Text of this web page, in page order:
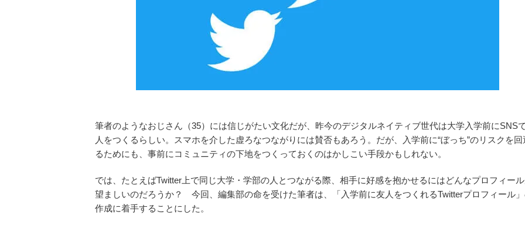
筆者のようなおじさん（35）には信じがたい文化だが、昨今のデジタルネイティブ世代は大学入学前にSNS
人をつくるらしい。スマホを介した虚ろなつながりには賛否もあろう。だが、入学前に“ぼっち”のリスクを回
るためにも、事前にコミュニティの下地をつくっておくのはかしこい手段かもしれない。
では、たとえばTwitter上で同じ大学・学部の人とつながる際、相手に好感を抱かせるにはどんなプロフィー
望ましいのだろうか？ 今回、編集部の命を受けた筆者は、「入学前に友人をつくれるTwitterプロフィール
作成に着手することにした。